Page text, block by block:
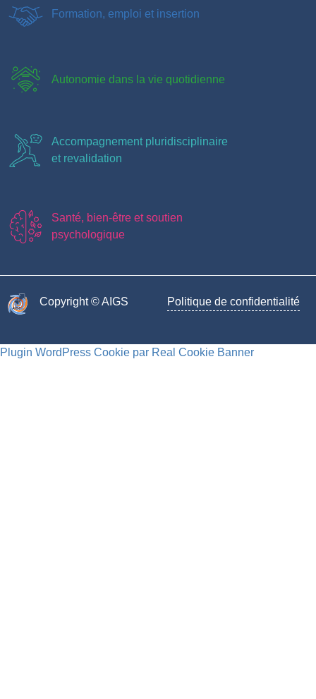
Formation, emploi et insertion
Autonomie dans la vie quotidienne
Accompagnement pluridisciplinaire
et revalidation
Santé, bien-être et soutien
psychologique
Copyright © AIGS​ Politique de confidentialité
Plugin WordPress Cookie par Real Cookie Banner